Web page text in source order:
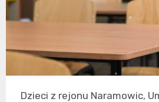
Dzieci z rejonu Naramowic,